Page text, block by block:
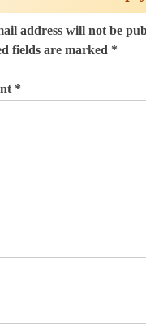
address will not be
fields are marked *
*